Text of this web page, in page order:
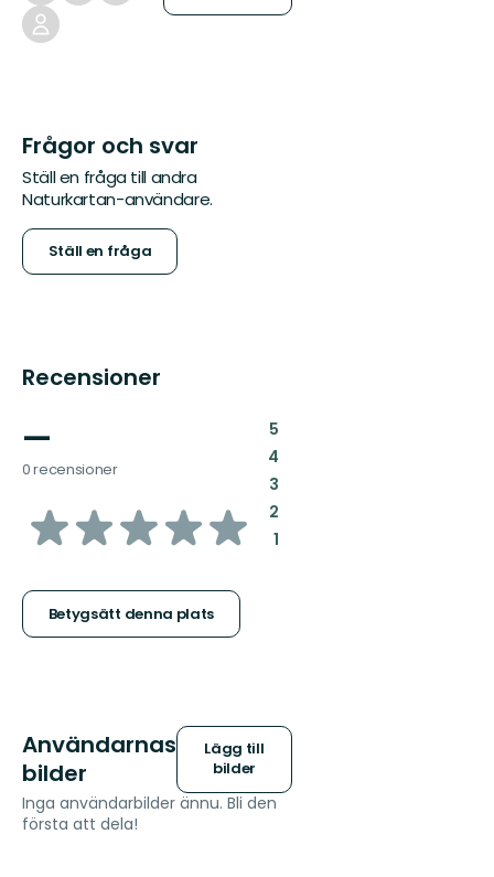
Frågor och svar
Ställ en fråga till andra
Naturkartan-användare.
Ställ en fråga
Recensioner
—
0 recensioner
av
stjärnor
Betygsätt denna plats
5:
4:
3:
2:
1:
Användarnas
bilder
Lägg till
bilder
Inga användarbilder ännu. Bli den
första att dela!